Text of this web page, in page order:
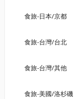
食旅-日本/京都
食旅-台灣/台北
食旅-台灣/其他
食旅-美國/洛杉磯